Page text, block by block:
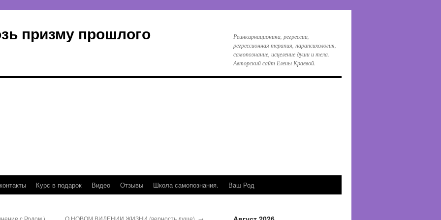
призму прошлого
Реинкарнационика, регрессии,
регрессионная терапия, парапсихология,
самопознание, исцеление души и тела.
Авторский сайт Елены Краевой.
Курс в подарок Видео Отзывы Школа самопознания. Ваш Род
с Родом.) О НОВОМ ВИДЕНИИ ЖИЗНИ (верность душе). →